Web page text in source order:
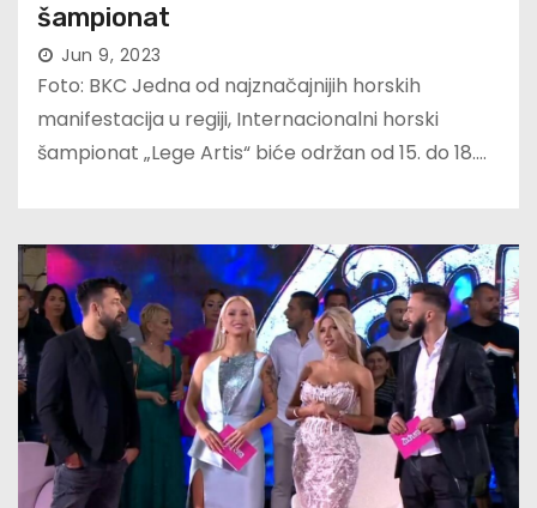
šampionat
Jun 9, 2023
Foto: BKC Jedna od najznačajnijih horskih
manifestacija u regiji, Internacionalni horski
šampionat „Lege Artis“ biće održan od 15. do 18.…